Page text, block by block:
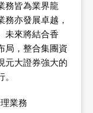
務皆為業界龍
亦發展卓越，
未來將結合香
局，整合集團資
元大證券強大的
業務